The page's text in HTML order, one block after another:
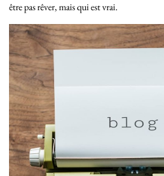
être pas rêver, mais qui est vrai.